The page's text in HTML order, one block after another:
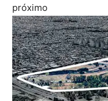
próximo